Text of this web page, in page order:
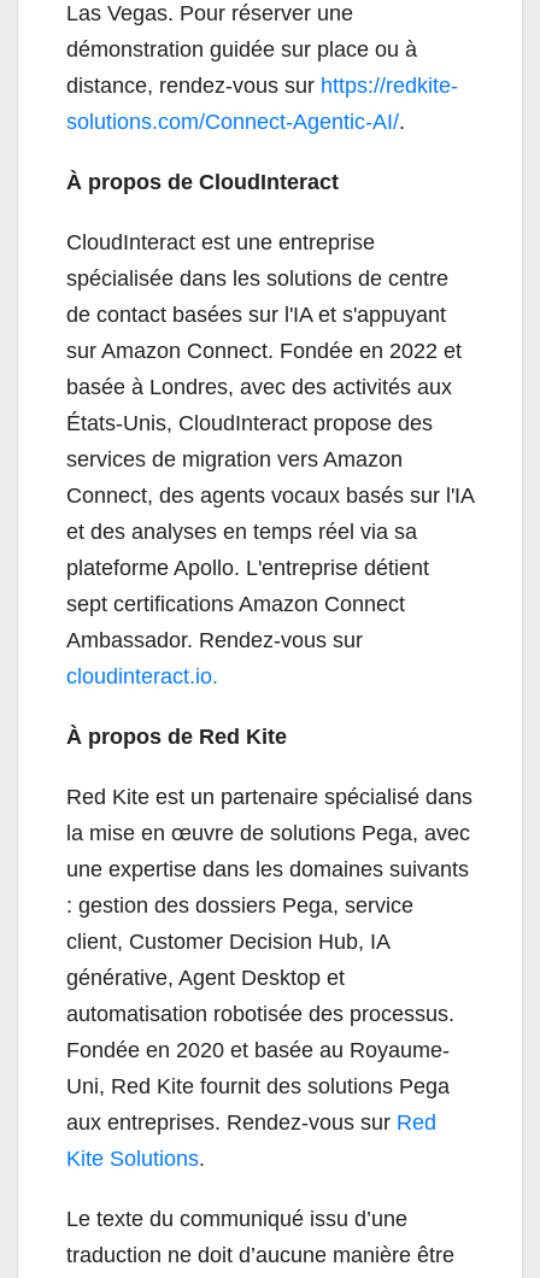
Las Vegas. Pour réserver une
démonstration guidée sur place ou à
distance, rendez-vous sur https://redkite-
solutions.com/Connect-Agentic-AI/.
À propos de CloudInteract
CloudInteract est une entreprise
spécialisée dans les solutions de centre
de contact basées sur l'IA et s'appuyant
sur Amazon Connect. Fondée en 2022 et
basée à Londres, avec des activités aux
États-Unis, CloudInteract propose des
services de migration vers Amazon
Connect, des agents vocaux basés sur l'IA
et des analyses en temps réel via sa
plateforme Apollo. L'entreprise détient
sept certifications Amazon Connect
Ambassador. Rendez-vous sur
cloudinteract.io.
À propos de Red Kite
Red Kite est un partenaire spécialisé dans
la mise en œuvre de solutions Pega, avec
une expertise dans les domaines suivants
: gestion des dossiers Pega, service
client, Customer Decision Hub, IA
générative, Agent Desktop et
automatisation robotisée des processus.
Fondée en 2020 et basée au Royaume-
Uni, Red Kite fournit des solutions Pega
aux entreprises. Rendez-vous sur Red
Kite Solutions.
Le texte du communiqué issu d’une
traduction ne doit d’aucune manière être